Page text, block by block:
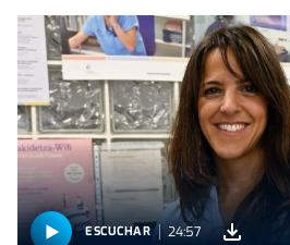
ESCUCHAR 24:57